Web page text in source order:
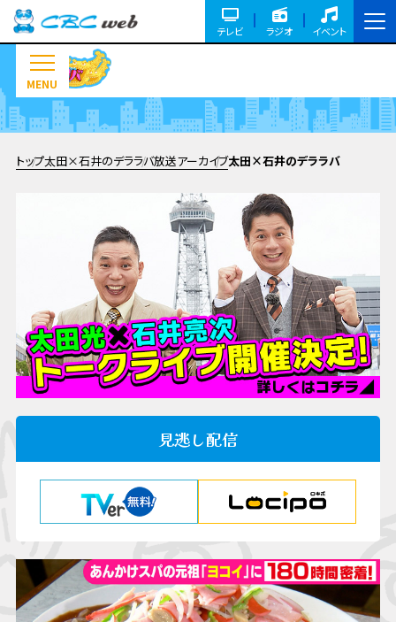
テレビ ラジオ イベント
MENU
トップ太田×石井のデララバ放送アーカイブ太田×石井のデララバ
見逃し配信